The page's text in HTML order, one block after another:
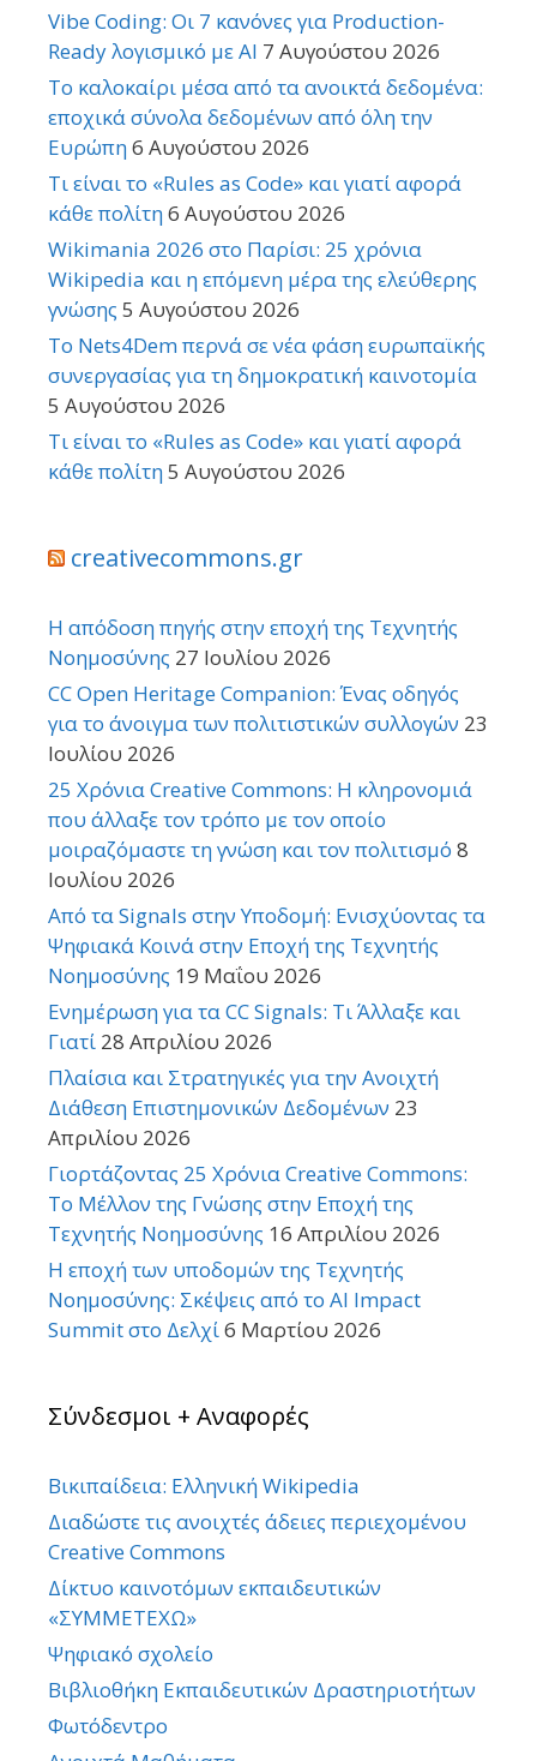
Vibe Coding: Οι 7 κανόνες για Production-
Ready λογισμικό με AI 7 Αυγούστου 2026
Το καλοκαίρι μέσα από τα ανοικτά δεδομένα:
εποχικά σύνολα δεδομένων από όλη την
Ευρώπη6 Αυγούστου 2026
Τι είναι το «Rules as Code» και γιατί αφορά
κάθε πολίτη6 Αυγούστου 2026
Wikimania 2026 στο Παρίσι: 25 χρόνια
Wikipedia και η επόμενη μέρα της ελεύθερης
γνώσης 5 Αυγούστου 2026
Το Nets4Dem περνά σε νέα φάση ευρωπαϊκής
συνεργασίας για τη δημοκρατική καινοτομία
5 Αυγούστου 2026
Τι είναι το «Rules as Code» και γιατί αφορά
κάθε πολίτη5 Αυγούστου 2026
creativecommons.gr
Η απόδοση πηγής στην εποχή της Τεχνητής
Νοημοσύνης 27 Ιουλίου 2026
CC Open Heritage Companion: Ένας οδηγός
για το άνοιγμα των πολιτιστικών συλλογών 23
Ιουλίου 2026
25 Χρόνια Creative Commons: Η κληρονομιά
που άλλαξε τον τρόπο με τον οποίο
μοιραζόμαστε τη γνώση και τον πολιτισμό 8
Ιουλίου 2026
Από τα Signals στην Υποδομή: Ενισχύοντας τα
Ψηφιακά Κοινά στην Εποχή της Τεχνητής
Νοημοσύνης 19 Μαΐου 2026
Ενημέρωση για τα CC Signals: Τι Άλλαξε και
Γιατί 28 Απριλίου 2026
Πλαίσια και Στρατηγικές για την Ανοιχτή
Διάθεση Επιστημονικών Δεδομένων 23
Απριλίου 2026
Γιορτάζοντας 25 Χρόνια Creative Commons:
Το Μέλλον της Γνώσης στην Εποχή της
Τεχνητής Νοημοσύνης 16 Απριλίου 2026
Η εποχή των υποδομών της Τεχνητής
Νοημοσύνης: Σκέψεις από το AI Impact
Summit στο Δελχί6 Μαρτίου 2026
Σύνδεσμοι + Αναφορές
Βικιπαίδεια: Ελληνική Wikipedia
Διαδώστε τις ανοιχτές άδειες περιεχομένου
Creative Commons
Δίκτυο καινοτόμων εκπαιδευτικών
«ΣΥΜΜΕΤΕΧΩ»
Ψηφιακό σχολείο
Βιβλιοθήκη Εκπαιδευτικών Δραστηριοτήτων
Φωτόδεντρο